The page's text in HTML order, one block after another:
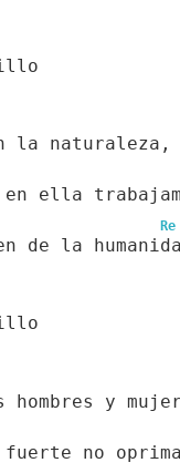
la naturaleza,
en ella
Re
de la
hombres y
fuerte no